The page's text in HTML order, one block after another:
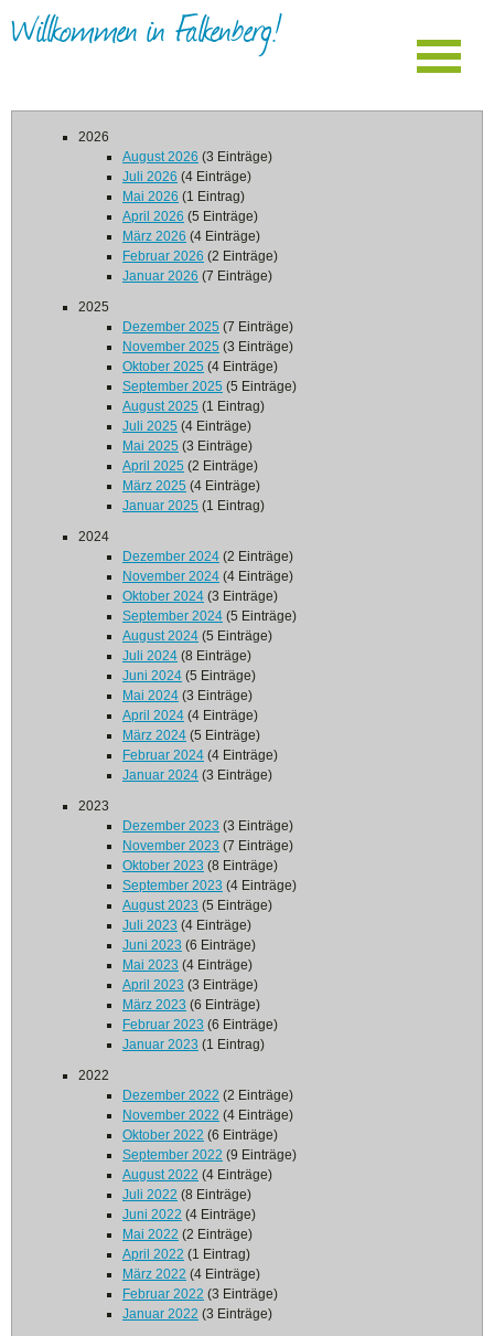
Willkommen in Falkenberg!
2026
August 2026 (3 Einträge)
Juli 2026 (4 Einträge)
Mai 2026 (1 Eintrag)
April 2026 (5 Einträge)
März 2026 (4 Einträge)
Februar 2026 (2 Einträge)
Januar 2026 (7 Einträge)
2025
Dezember 2025 (7 Einträge)
November 2025 (3 Einträge)
Oktober 2025 (4 Einträge)
September 2025 (5 Einträge)
August 2025 (1 Eintrag)
Juli 2025 (4 Einträge)
Mai 2025 (3 Einträge)
April 2025 (2 Einträge)
März 2025 (4 Einträge)
Januar 2025 (1 Eintrag)
2024
Dezember 2024 (2 Einträge)
November 2024 (4 Einträge)
Oktober 2024 (3 Einträge)
September 2024 (5 Einträge)
August 2024 (5 Einträge)
Juli 2024 (8 Einträge)
Juni 2024 (5 Einträge)
Mai 2024 (3 Einträge)
April 2024 (4 Einträge)
März 2024 (5 Einträge)
Februar 2024 (4 Einträge)
Januar 2024 (3 Einträge)
2023
Dezember 2023 (3 Einträge)
November 2023 (7 Einträge)
Oktober 2023 (8 Einträge)
September 2023 (4 Einträge)
August 2023 (5 Einträge)
Juli 2023 (4 Einträge)
Juni 2023 (6 Einträge)
Mai 2023 (4 Einträge)
April 2023 (3 Einträge)
März 2023 (6 Einträge)
Februar 2023 (6 Einträge)
Januar 2023 (1 Eintrag)
2022
Dezember 2022 (2 Einträge)
November 2022 (4 Einträge)
Oktober 2022 (6 Einträge)
September 2022 (9 Einträge)
August 2022 (4 Einträge)
Juli 2022 (8 Einträge)
Juni 2022 (4 Einträge)
Mai 2022 (2 Einträge)
April 2022 (1 Eintrag)
März 2022 (4 Einträge)
Februar 2022 (3 Einträge)
Januar 2022 (3 Einträge)